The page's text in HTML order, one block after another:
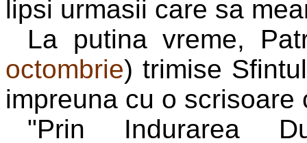
lipsi urmasii care sa
La putina vreme,
octombrie) trimise
impreuna cu o
"Prin Indurarea